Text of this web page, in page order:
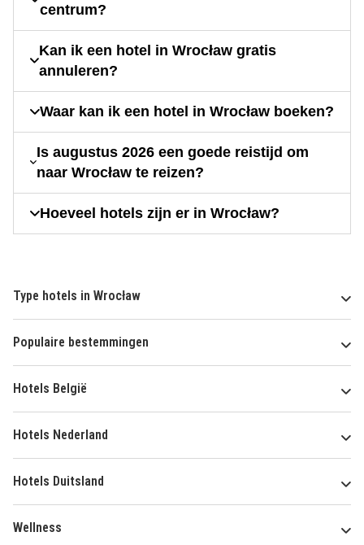
centrum?
Kan ik een hotel in Wrocław gratis
annuleren?
Waar kan ik een hotel in Wrocław boeken?
Is augustus 2026 een goede reistijd om
naar Wrocław te reizen?
Hoeveel hotels zijn er in Wrocław?
Type hotels in Wrocław
Populaire bestemmingen
Hotels België
Hotels Nederland
Hotels Duitsland
Wellness